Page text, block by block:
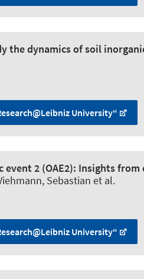
dynamics of soil
University“
2 (OAE2): Insights
Sebastian et al.
University“